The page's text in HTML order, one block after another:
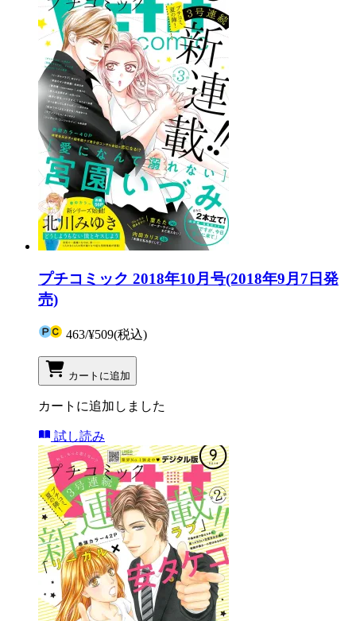
プチコミック 2018年10月号(2018年9月7日発
売)
463/¥509(税込)
カートに追加
カートに追加しました
試し読み